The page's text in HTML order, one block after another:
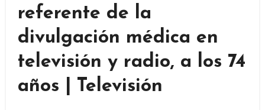
referente de la
divulgación médica en
televisión y radio, a los 74
años | Televisión